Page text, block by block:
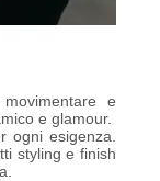
e
e glamour.
ogni esigenza.
styling e finish